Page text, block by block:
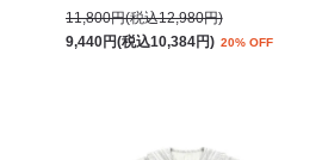
11,800円(税込12,980円)
9,440円(税込10,384円) 20% OFF